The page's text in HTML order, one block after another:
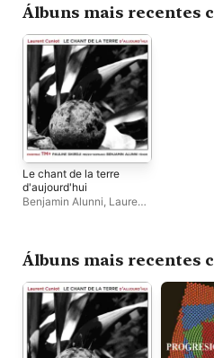
Álbuns mais recentes
Le chant de la terre
d'aujourd'hui
Benjamin Alunni, Laurent
Álbuns mais recentes